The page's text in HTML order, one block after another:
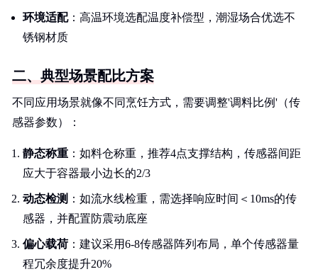
环境适配：高温环境选配温度补偿型，潮湿场合优选不
锈钢材质
二、典型场景配比方案
不同应用场景就像不同烹饪方式，需要调整'调料比例'（传
感器参数）：
静态称重 ：如料仓称重，推荐4点支撑结构，传感器间距
应大于容器最小边长的2/3
动态检测 ：如流水线检重，需选择响应时间＜10ms的传
感器，并配置防震动底座
偏心载荷 ：建议采用6-8传感器阵列布局，单个传感器量
程冗余度提升20%